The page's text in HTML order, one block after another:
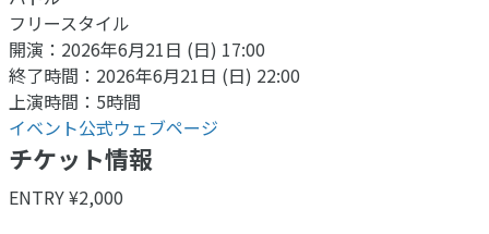
フリースタイル
開演：2026年6月21日 (日) 17:00
終了時間：2026年6月21日 (日) 22:00
上演時間：5時間
イベント公式ウェブページ
チケット情報
ENTRY ¥2,000